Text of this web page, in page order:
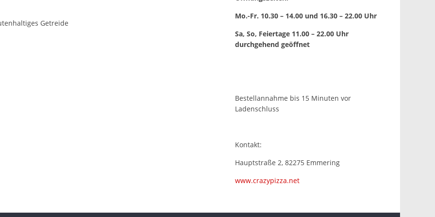
Getreide
Mo.-Fr. 10.30 – 14.00 und 16.30 – 22.00 Uhr
Sa, So, Feiertage 11.00 – 22.00 Uhr
durchgehend geöffnet
Bestellannahme bis 15 Minuten vor
Ladenschluss
Kontakt:
Hauptstraße 2, 82275 Emmering
www.crazypizza.net